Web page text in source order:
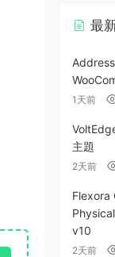
最
1天前
主題
2天前
Flexora
v10
2天前